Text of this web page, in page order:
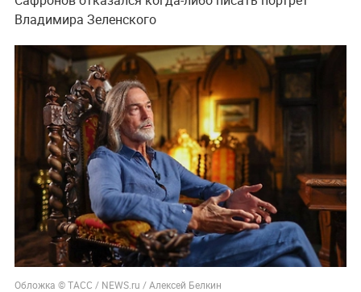
Владимира Зеленского
Обложка © ТАСС / NEWS.ru / Алексей Белкин